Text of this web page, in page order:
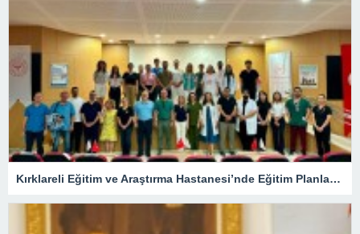
Kırklareli Eğitim ve Araştırma Hastanesi’nde Eğitim Planlaması Masaya Yatırıldı